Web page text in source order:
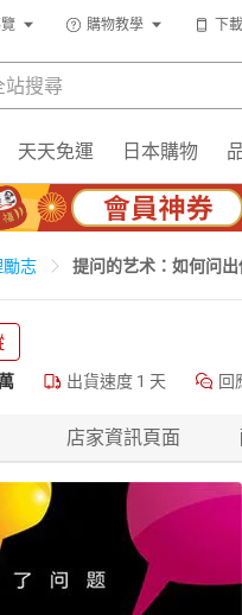
購物教學 下
天天免運 日本購物
勵志 提问的艺术：如何问出
出貨速度 1 天 回
店家資訊頁面